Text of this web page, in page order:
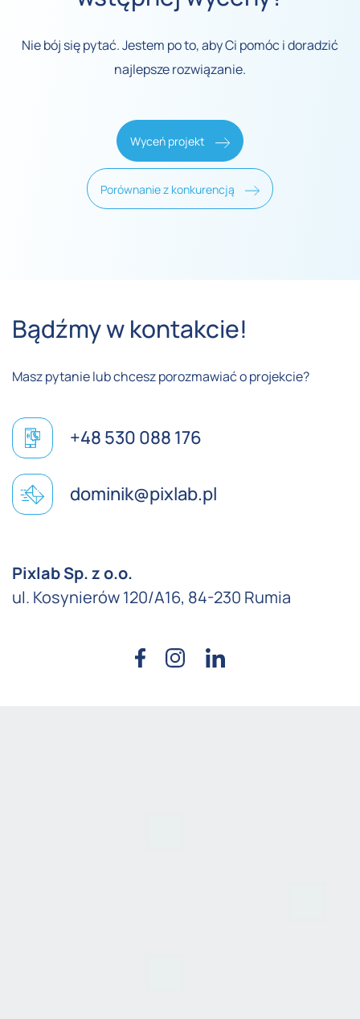
Nie bój się pytać. Jestem po to, aby Ci pomóc i doradzić
najlepsze rozwiązanie.
Wyceń projekt
Porównanie z konkurencją
Bądźmy w kontakcie!
Masz pytanie lub chcesz porozmawiać o projekcie?
+48 530 088 176
dominik@pixlab.pl
Pixlab Sp. z o.o.
ul. Kosynierów 120/A16, 84-230 Rumia